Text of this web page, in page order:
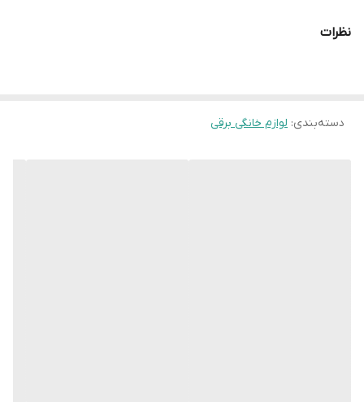
نظرات
دسته‌بندی: لوازم خانگی برقی